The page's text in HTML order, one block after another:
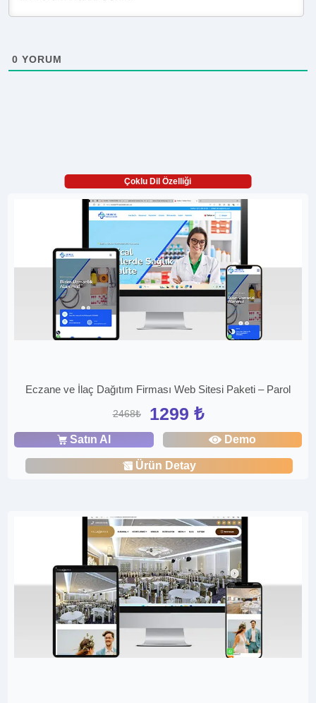
0 YORUM
Çoklu Dil Özelliği
Eczane ve İlaç Dağıtım Firması Web Sitesi Paketi – Parol
2468₺ 1299 ₺
Satın Al Demo
Ürün Detay